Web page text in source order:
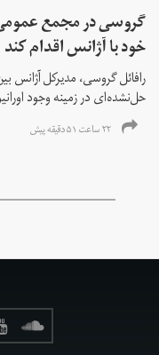
گروسی در مجمع
خود با آژانس اقدام کند
رافائل گروسی، مدیرکل آژانس
حل‌نشده‌ای در زمینه وجود
۲۲ ساعت ۵۱ دقیقه پیش